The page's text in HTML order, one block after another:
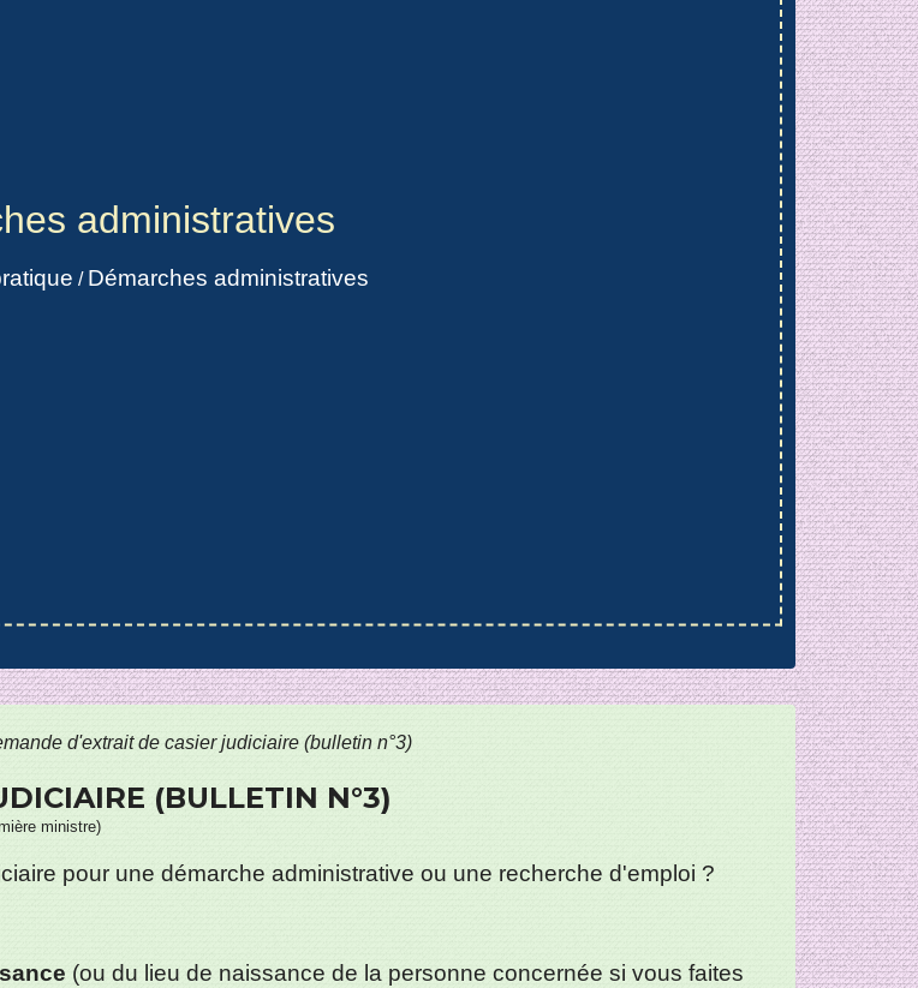
administratives
/ Démarches administratives
d'extrait de casier judiciaire (bulletin n°3)
(BULLETIN N°3)
ministre)
pour une démarche administrative ou une recherche d'emploi ?
(ou du lieu de naissance de la personne concernée si vous faites